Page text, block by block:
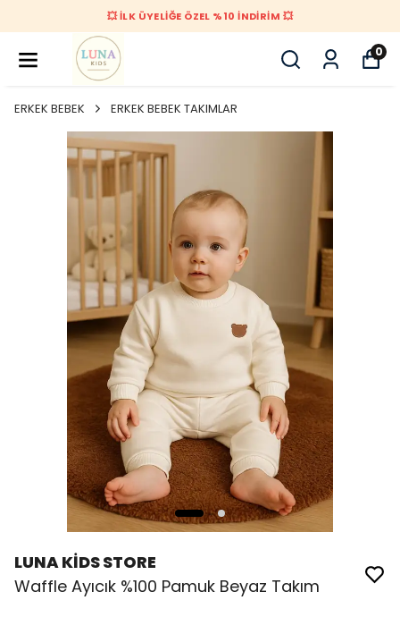
💥 İLK ÜYELİĞE ÖZEL %10 İNDİRİM 💥
0
ERKEK BEBEK ERKEK BEBEK TAKIMLAR
LUNA KİDS STORE
Waffle Ayıcık %100 Pamuk Beyaz Takım